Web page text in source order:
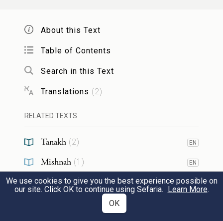
הטבע הגרוע הוא נענש כפי חטאיו אבל
יש לו חלק לעוה"ב והוא מפושעי ישראל
וכשנתקלקל לאדם יסוד מאלה היסודות
הרי יצא מן הכלל וכפר בעיקר ונקרא מין
ואפיקורוס וקוצץ בנטיעות ומצוה לשונאו
ולאבדו ועליו נאמר (
) הלא
הרבה ויצאתי מענין חבורי אבל אני
עשיתי זה לפי שראיתי בו תועלת
באמונה לפי שאספתי בו דברים מועילים
About this Text
Table of Contents
Search in this Text
Translations (2)
RELATED TEXTS
Tanakh (2) EN
Mishnah (1 ) EN
RESOURCES
We use cookies to give you the best experience possible on
our site. Click OK to continue using Sefaria. Learn More.
OK